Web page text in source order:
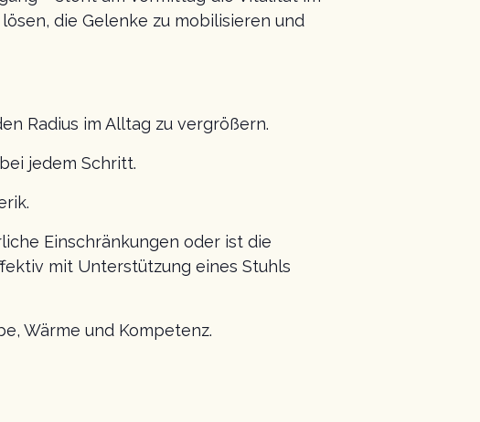
die Gelenke zu mobilisieren und
Radius im Alltag zu vergrößern.
jedem Schritt.
Einschränkungen oder ist die
mit Unterstützung eines Stuhls
Wärme und Kompetenz.